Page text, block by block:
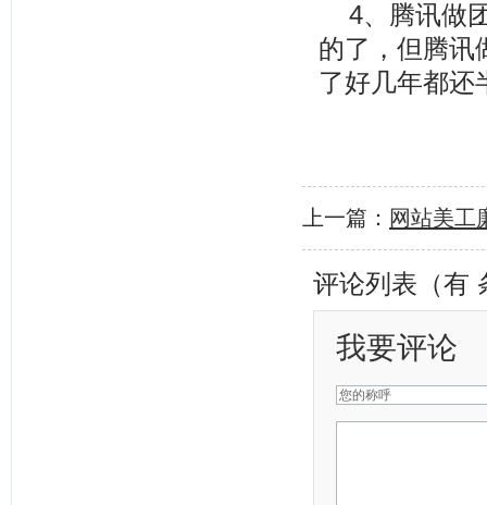
4、腾讯做
的了，但腾讯
了好几年都还
上一篇： 网站美工
评论列表（有
我要评论